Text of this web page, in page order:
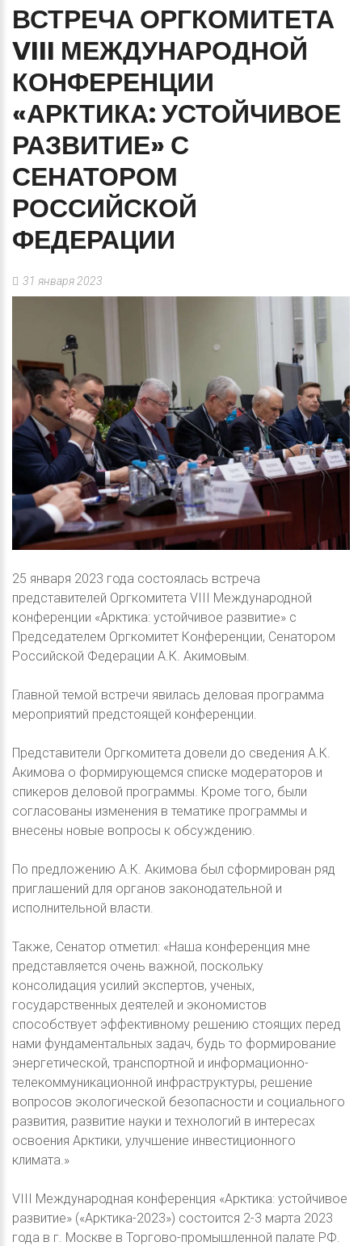
ВСТРЕЧА ОРГКОМИТЕТА
VIII МЕЖДУНАРОДНОЙ
КОНФЕРЕНЦИИ
«АРКТИКА:УСТОЙЧИВОЕ
РАЗВИТИЕ» С
СЕНАТОРОМ
РОССИЙСКОЙ
ФЕДЕРАЦИИ
31 января 2023
25 января 2023 года состоялась встреча
представителей Оргкомитета VIII Международной
конференции «Арктика: устойчивое развитие» c
Председателем Оргкомитет Конференции, Сенатором
Российской Федерации А.К. Акимовым.
Главной темой встречи явилась деловая программа
мероприятий предстоящей конференции.
Представители Оргкомитета довели до сведения А.К.
Акимова о формирующемся списке модераторов и
спикеров деловой программы. Кроме того, были
согласованы изменения в тематике программы и
внесены новые вопросы к обсуждению.
По предложению А.К. Акимова был сформирован ряд
приглашений для органов законодательной и
исполнительной власти.
Также, Сенатор отметил: «Наша конференция мне
представляется очень важной, поскольку
консолидация усилий экспертов, ученых,
государственных деятелей и экономистов
способствует эффективному решению стоящих перед
нами фундаментальных задач, будь то формирование
энергетической, транспортной и информационно-
телекоммуникационной инфраструктуры, решение
вопросов экологической безопасности и социального
развития, развитие науки и технологий в интересах
освоения Арктики, улучшение инвестиционного
климата.»
VIII Международная конференция «Арктика: устойчивое
развитие» («Арктика-2023») состоится 2-3 марта 2023
года в г. Москве в Торгово-промышленной палате РФ.